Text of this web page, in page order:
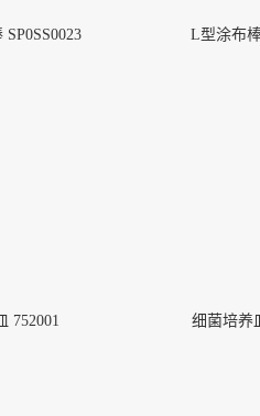
L型涂布
752001 细菌培养